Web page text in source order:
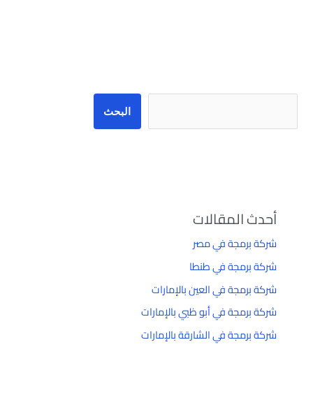
البحث
أحدث المقالات
شركة برمجة في مصر
شركة برمجة في طنطا
شركة برمجة في العين بالإمارات
شركة برمجة في أبو ظبي بالإمارات
شركة برمجة في الشارقة بالإمارات